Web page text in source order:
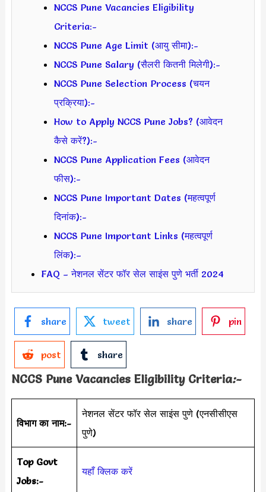
NCCS Pune Vacancies Eligibility
Criteria:-
NCCS Pune Age Limit (आयु सीमा):-
NCCS Pune Salary (सैलरी कितनी मिलेगी):-
NCCS Pune Selection Process (चयन
प्रक्रिया):-
How to Apply NCCS Pune Jobs? (आवेदन
कैसे करें?):-
NCCS Pune Application Fees (आवेदन
फीस):-
NCCS Pune Important Dates (महत्वपूर्ण
दिनांक):-
NCCS Pune Important Links (महत्वपूर्ण
लिंक):–
FAQ – नेशनल सेंटर फॉर सेल साइंस पुणे भर्ती 2024
share tweet share pin
post share
NCCS Pune Vacancies Eligibility Criteria:-
विभाग का नाम:-
नेशनल सेंटर फॉर सेल साइंस पुणे (एनसीसीएस
पुणे)
Top Govt
Jobs:-
यहाँ क्लिक करें